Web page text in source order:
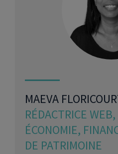
MAEVA
RÉDACTRICE
ÉCONOMIE,
DE PATRIMOINE